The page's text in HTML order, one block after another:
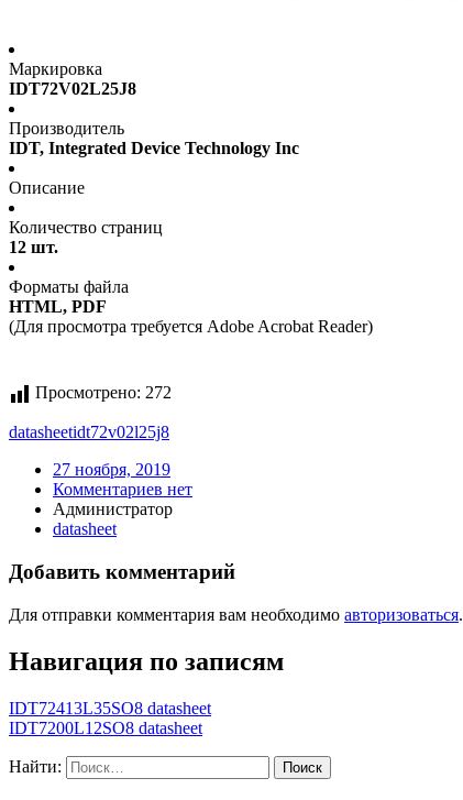
Маркировка
IDT72V02L25J8
Производитель
IDT, Integrated Device Technology Inc
Описание
Количество страниц
12 шт.
Форматы файла
HTML, PDF
(Для просмотра требуется Adobe Acrobat Reader)
Просмотрено: 272
datasheetidt72v02l25j8
27 ноября, 2019
Комментариев нет
Администратор
datasheet
Добавить комментарий
Для отправки комментария вам необходимо авторизоваться.
Навигация по записям
IDT72413L35SO8 datasheet
IDT7200L12SO8 datasheet
Найти: